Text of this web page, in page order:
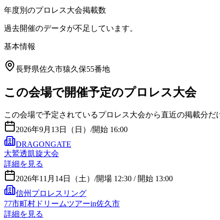
年度別のプロレス大会掲載数
過去開催のデータが不足しています。
基本情報
長野県佐久市猿久保55番地
この会場で開催予定のプロレス大会
この会場で予定されているプロレス大会から直近の掲載分だ
2026年9月13日（日） /開始 16:00
DRAGONGATE
大鷲透凱旋大会
詳細を見る
2026年11月14日（土） /開場 12:30 / 開始 13:00
信州プロレスリング
77市町村ドリームツアーin佐久市
詳細を見る